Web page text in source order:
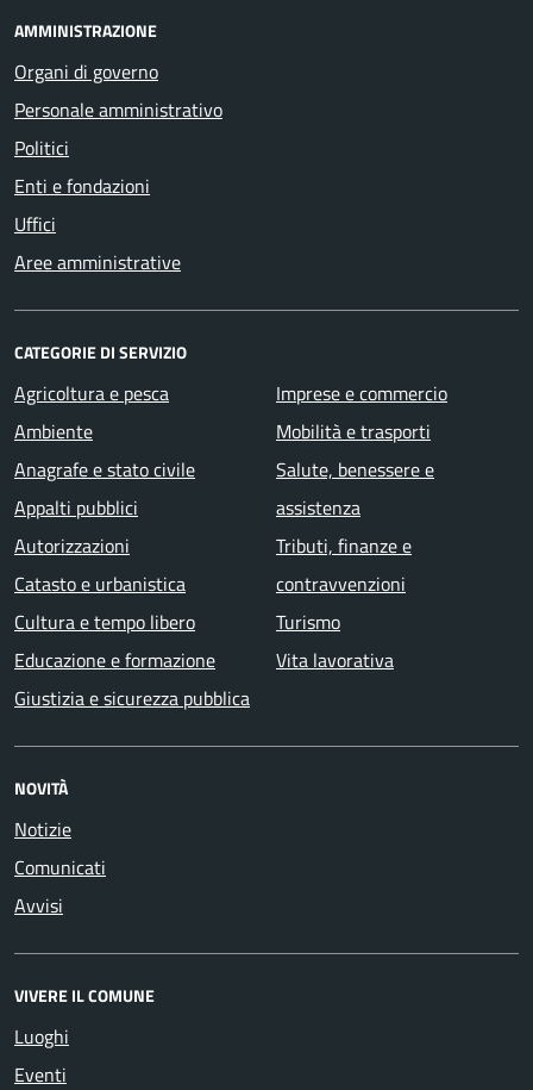
AMMINISTRAZIONE
Organi di governo
Personale amministrativo
Politici
Enti e fondazioni
Uffici
Aree amministrative
CATEGORIE DI SERVIZIO
Agricoltura e pesca
Ambiente
Anagrafe e stato civile
Appalti pubblici
Autorizzazioni
Catasto e urbanistica
Cultura e tempo libero
Educazione e formazione
Giustizia e sicurezza pubblica
Imprese e commercio
Mobilità e trasporti
Salute, benessere e
assistenza
Tributi, finanze e
contravvenzioni
Turismo
Vita lavorativa
NOVITÀ
Notizie
Comunicati
Avvisi
VIVERE IL COMUNE
Luoghi
Eventi